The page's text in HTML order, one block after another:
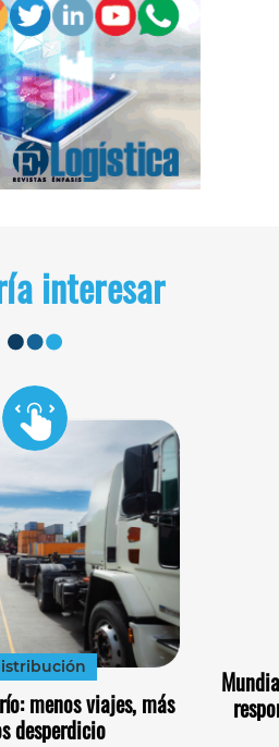
interesar
menos viajes, más
desperdicio